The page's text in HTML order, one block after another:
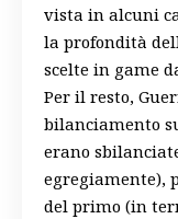
vista in alcuni
la profondità
scelte in game
Per il resto,
bilanciamento
erano
egregiamente),
del primo (in